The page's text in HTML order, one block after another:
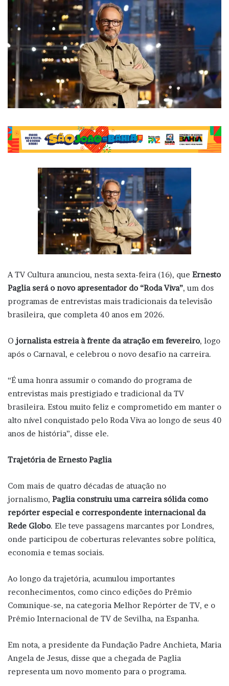
A TV Cultura anunciou, nesta sexta-feira (16), que Ernesto
Paglia será o novo apresentador do “Roda Viva”, um dos
programas de entrevistas mais tradicionais da televisão
brasileira, que completa 40 anos em 2026.
O jornalista estreia à frente da atração em fevereiro, logo
após o Carnaval, e celebrou o novo desafio na carreira.
“É uma honra assumir o comando do programa de
entrevistas mais prestigiado e tradicional da TV
brasileira. Estou muito feliz e comprometido em manter o
alto nível conquistado pelo Roda Viva ao longo de seus 40
anos de história”, disse ele.
Trajetória de Ernesto Paglia
Com mais de quatro décadas de atuação no
jornalismo, Paglia construiu uma carreira sólida como
repórter especial e correspondente internacional da
Rede Globo. Ele teve passagens marcantes por Londres,
onde participou de coberturas relevantes sobre política,
economia e temas sociais.
Ao longo da trajetória, acumulou importantes
reconhecimentos, como cinco edições do Prêmio
Comunique-se, na categoria Melhor Repórter de TV, e o
Prêmio Internacional de TV de Sevilha, na Espanha.
Em nota, a presidente da Fundação Padre Anchieta, Maria
Angela de Jesus, disse que a chegada de Paglia
representa um novo momento para o programa.